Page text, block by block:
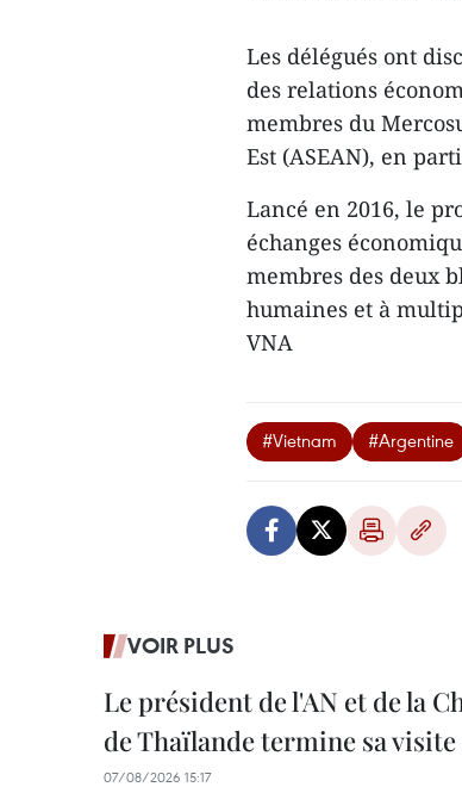
Les délégués ont
des relations
membres du
Est (ASEAN), en
Lancé en 2016, le
échanges
membres des deux
humaines et à
VNA
#Vietnam #Argentine
VOIR PLUS
Le président de l'AN et de la
de Thaïlande termine sa
07/08/2026 15:17